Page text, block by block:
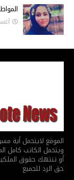
الموقع لايتحمل أية
ويتحمل الكاتب كامل
أو تنتهك حقوق
حق الرد للجميع